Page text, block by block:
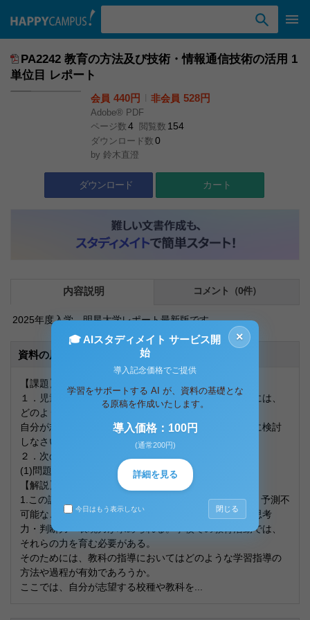
PA2242 教育の方法及び技術・情報通信技術の活用 1
単位目 レポート
会員 440円 非会員 528円
Adobe® PDF
ページ数 4 閲覧数 154
ダウンロード数 0
by 鈴木直澄
ダウンロード カート
内容説明 コメント（0件）
2025年度入学、明星大学レポート最新版です。
資料の原本内容
【課題】
１．児童生徒に思考力・判断力・表現力等を育むためには、
どのような学習指導方法が有効と考えるか。
自分が志望する校種・教科をイメージしながら具体的に検討
しなさい。
２．次の事項について、それぞれ調べなさい。
(1)問題解決学習(2)教材研究(3)GIGAスクール構想
【解説】
1.この課題は、教育方法学を学ぶ上での基本と言える。予測不
可能なこれからの時代を生きる児童生徒には、確かな思考
力・判断力・表現力が求められる。学校での教育活動では、
それらの力を育む必要がある。
そのためには、教科の指導においてはどのような学習指導の
方法や過程が有効であろうか。
ここでは、自分が志望する校種や教科を...
×
🎓 AIスタディメイト サービス開
始
導入記念価格でご提供
学習をサポートする AI が、資料の基礎とな
る原稿を作成いたします。
導入価格：100円
(通常200円)
詳細を見る
今日はもう表示しない 閉じる